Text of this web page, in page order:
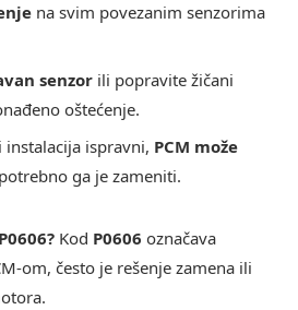
na svim povezanim senzorima
senzor ili popravite žičani
oštećenje.
instalacija ispravni, PCM može
ga je zameniti.
Kod P0606 označava
om, često je rešenje zamena ili